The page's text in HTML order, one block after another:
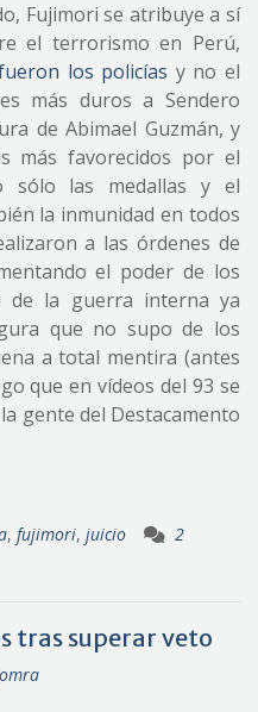
Fujimori se atribuye a sí
el terrorismo en Perú,
los policías y no el
más duros a Sendero
de Abimael Guzmán, y
más favorecidos por el
sólo las medallas y el
la inmunidad en todos
a las órdenes de
el poder de los
de la guerra interna ya
que no supo de los
a total mentira (antes
que en vídeos del 93 se
gente del Destacamento
, fujimori, juicio
2
tras superar veto